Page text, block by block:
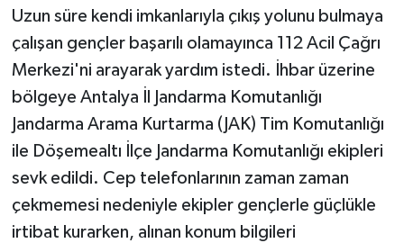
Uzun süre kendi imkanlarıyla çıkış yolunu bulmaya
çalışan gençler başarılı olamayınca 112 Acil Çağrı
Merkezi'ni arayarak yardım istedi. İhbar üzerine
bölgeye Antalya İl Jandarma Komutanlığı
Jandarma Arama Kurtarma (JAK) Tim Komutanlığı
ile Döşemealtı İlçe Jandarma Komutanlığı ekipleri
sevk edildi. Cep telefonlarının zaman zaman
çekmemesi nedeniyle ekipler gençlerle güçlükle
irtibat kurarken, alınan konum bilgileri